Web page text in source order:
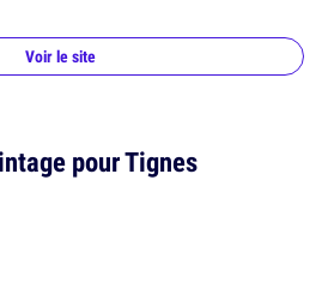
Voir le site
pour Tignes